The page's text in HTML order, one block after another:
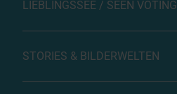
LIEBLINGSSEE / SEEN VOTING
STORIES & BILDERWELTEN